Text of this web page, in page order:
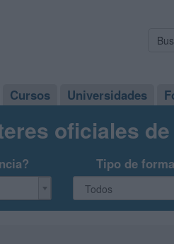
Cursos Universidades
oficiales
Tipo de